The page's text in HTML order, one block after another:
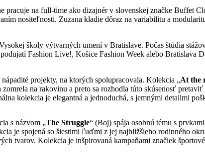
pracuje na full-time ako dizajnér v slovenskej značke Buffet
nositeľnosti. Zuzana kladie dôraz na variabilitu a
školy výtvarných umení v Bratislave. Počas štúdia
Fashion Live!, Košice Fashion Week alebo
projekty, na ktorých spolupracovala. Kolekcia „At the
na rakovinu a preto sa rozhodla túto skúsenosť
kolekcia je elegantná a jednoduchá, s jemnými detailmi
s názvom „The Struggle“ (Boj) spája osobnú tému s
je spojená so šiestimi ľuďmi z jej najbližšieho rodinného
tvarov. Kolekcia je inšpirovaná kampaňami značiek